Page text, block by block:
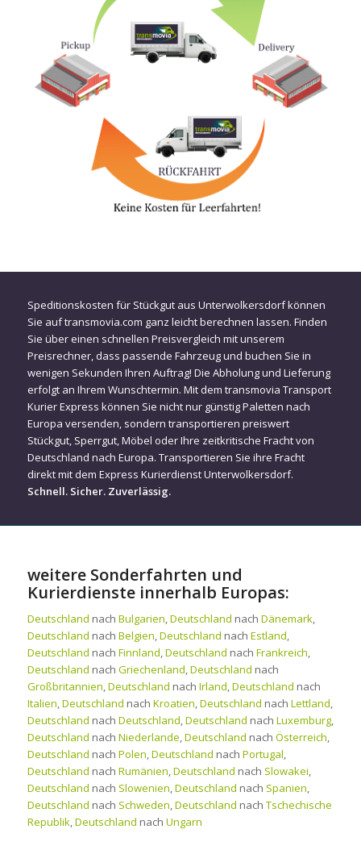
Speditionskosten für Stückgut aus Unterwolkersdorf können
Sie auf transmovia.com ganz leicht berechnen lassen. Finden
Sie über einen schnellen Preisvergleich mit unserem
Preisrechner, dass passende Fahrzeug und buchen Sie in
wenigen Sekunden Ihren Auftrag! Die Abholung und Lieferung
erfolgt an Ihrem Wunschtermin. Mit dem transmovia Transport
Kurier Express können Sie nicht nur günstig Paletten nach
Europa versenden, sondern transportieren preiswert
Stückgut, Sperrgut, Möbel oder Ihre zeitkritische Fracht von
Deutschland nach Europa. Transportieren Sie ihre Fracht
direkt mit dem Express Kurierdienst Unterwolkersdorf.
Schnell. Sicher. Zuverlässig.
weitere Sonderfahrten und
Kurierdienste innerhalb Europas:
Deutschland nach Bulgarien,Deutschland nach Dänemark,
Deutschland nach Belgien,Deutschland nach Estland,
Deutschland nach Finnland,Deutschland nach Frankreich,
Deutschland nach Griechenland,Deutschland nach
Großbritannien,Deutschland nach Irland,Deutschland nach
Italien,Deutschland nach Kroatien,Deutschland nach Lettland,
Deutschland nach Deutschland,Deutschland nach Luxemburg,
Deutschland nach Niederlande,Deutschland nach Österreich,
Deutschland nach Polen,Deutschland nach Portugal,
Deutschland nach Rumänien,Deutschland nach Slowakei,
Deutschland nach Slowenien,Deutschland nach Spanien,
Deutschland nach Schweden,Deutschland nach Tschechische
Republik,Deutschland nach Ungarn